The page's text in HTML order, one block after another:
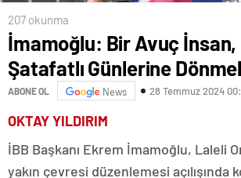
207 okunma
İmamoğlu: Bir Avuç İnsan,
Şatafatlı Günlerine
ABONE OL News 28 Temmuz 2024
OKTAY YILDIRIM
İBB Başkanı Ekrem İmamoğlu, Laleli
yakın çevresi düzenlemesi açılışında